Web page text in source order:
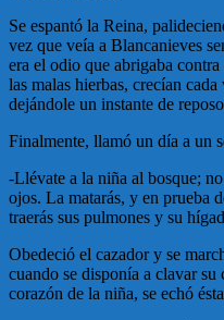
Se espantó la Reina,
vez que veía a Blancanieves
era el odio que abrigaba
las malas hierbas, crecían
dejándole un instante de
Finalmente, llamó un día a un
-Llévate a la niña al bosque;
ojos. La matarás, y en prueba
traerás sus pulmones y su
Obedeció el cazador y se
cuando se disponía a clavar
corazón de la niña, se echó